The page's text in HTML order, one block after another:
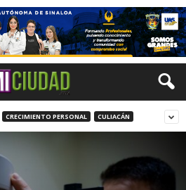
CRECIMIENTO PERSONAL CULIACÁN